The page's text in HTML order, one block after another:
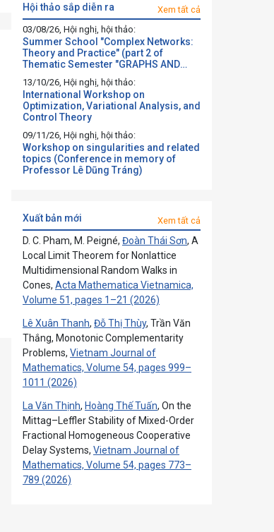
hội thảo sắp diễn ra
Xem tất cả
03/08/26, Hội nghị, hội thảo:
Summer School "Complex Networks:
Theory and Practice" (part 2 of
Thematic Semester "GRAPHS AND
13/10/26, Hội nghị, hội thảo:
International Workshop on
Optimization, Variational Analysis, and
Control Theory
09/11/26, Hội nghị, hội thảo:
Workshop on singularities and related
topics (Conference in memory of
Professor Lê Dũng Tráng)
xuất bản mới Xem tất cả
D. C. Pham, M. Peigné, Đoàn Thái Sơn, A
Local Limit Theorem for Nonlattice
Multidimensional Random Walks in
Cones, Acta Mathematica Vietnamica,
Volume 51, pages 1–21 (2026)
Lê Xuân Thanh, Đỗ Thị Thùy, Trần Văn
Thắng, Monotonic Complementarity
Problems, Vietnam Journal of
Mathematics, Volume 54, pages 999–
1011 (2026)
La Văn Thịnh, Hoàng Thế Tuấn, On the
Mittag–Leffler Stability of Mixed-Order
Fractional Homogeneous Cooperative
Delay Systems, Vietnam Journal of
Mathematics, Volume 54, pages 773–
789 (2026)